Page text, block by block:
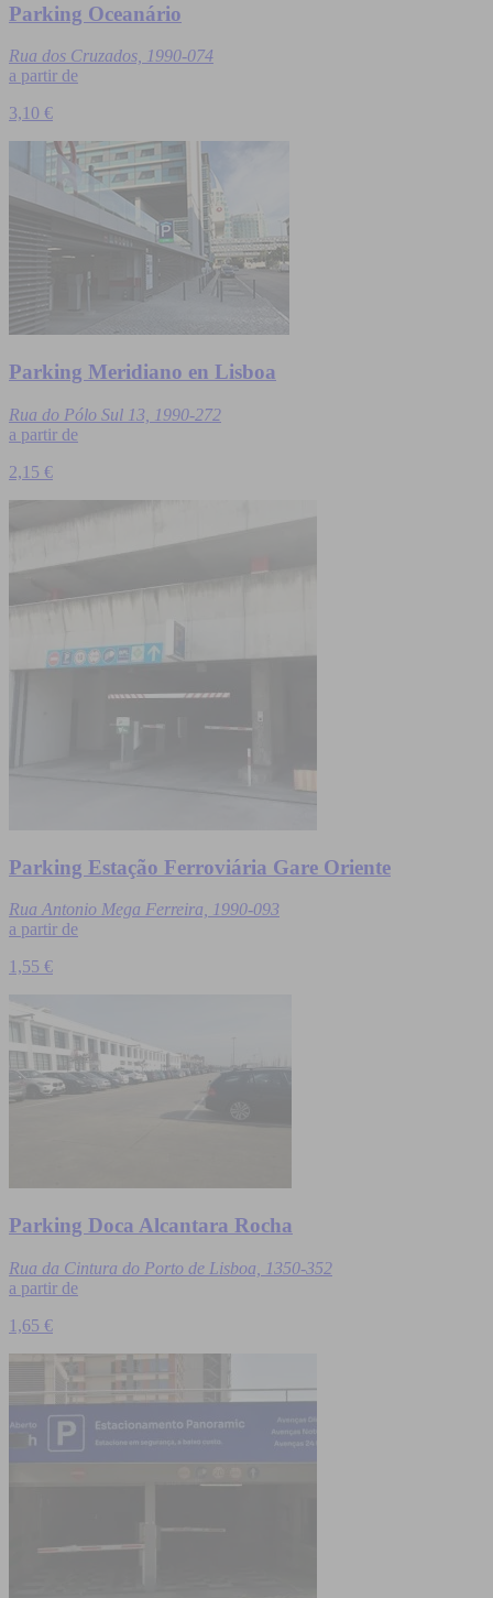
Parking Oceanário
Rua dos Cruzados, 1990-074
a partir de
3,10 €
Parking Meridiano en Lisboa
Rua do Pólo Sul 13, 1990-272
a partir de
2,15 €
Parking Estação Ferroviária Gare Oriente
Rua Antonio Mega Ferreira, 1990-093
a partir de
1,55 €
Parking Doca Alcantara Rocha
Rua da Cintura do Porto de Lisboa, 1350-352
a partir de
1,65 €